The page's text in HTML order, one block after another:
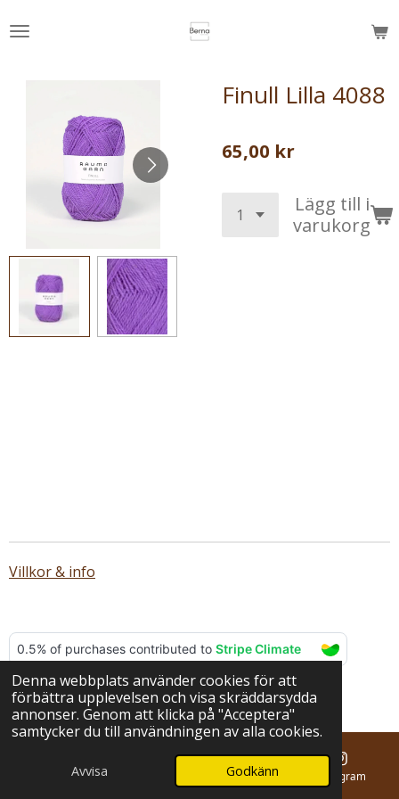
Denna webbplats använder cookies för att
förbättra upplevelsen och visa skräddarsydda
annonser. Genom att klicka på "Acceptera"
samtycker du till användningen av alla cookies.
Avvisa Godkänn
till
Finull Lilla 4088
65,00 kr
Lägg till i
varukorg
Villkor & info
© 2025 - 2026 BERNA hantverk
Drivs avWebador
Karta Instagram